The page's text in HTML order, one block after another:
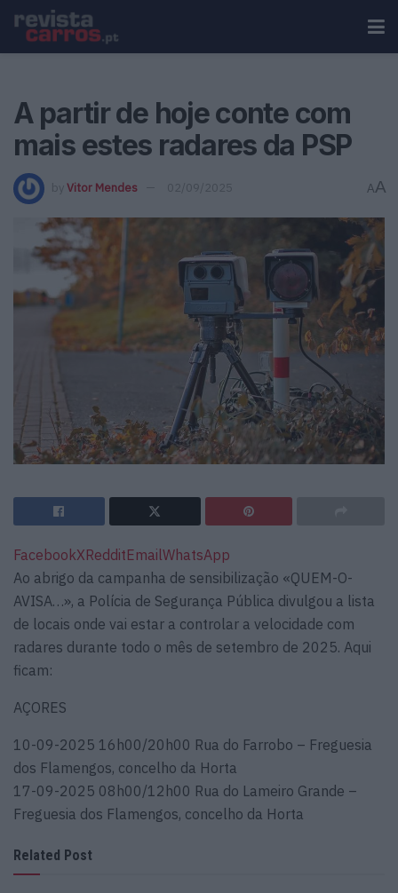
A partir de hoje conte com
mais estes radares da PSP
by Vitor Mendes 02/09/2025 AA
FacebookXRedditEmailWhatsApp
Ao abrigo da campanha de sensibilização «QUEM-O-
AVISA…», a Polícia de Segurança Pública divulgou a lista
de locais onde vai estar a controlar a velocidade com
radares durante todo o mês de setembro de 2025. Aqui
ficam:
AÇORES
10-09-2025 16h00/20h00 Rua do Farrobo – Freguesia
dos Flamengos, concelho da Horta
17-09-2025 08h00/12h00 Rua do Lameiro Grande –
Freguesia dos Flamengos, concelho da Horta
Related Post